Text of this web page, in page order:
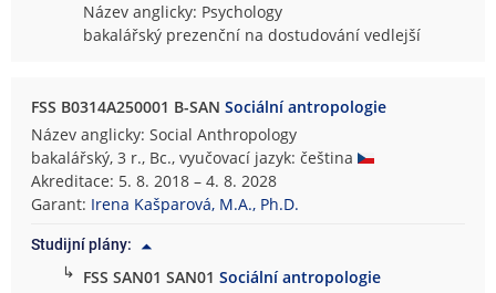
Název anglicky: Psychology
bakalářský prezenční na dostudování vedlejší
FSS B0314A250001 B-SANSociální antropologie
Název anglicky: Social Anthropology
bakalářský, 3 r., Bc., vyučovací jazyk: čeština
Akreditace: 5. 8. 2018 – 4. 8. 2028
Garant: Irena Kašparová, M.A., Ph.D.
Studijní plány:
↳ FSS SAN01 SAN01Sociální antropologie